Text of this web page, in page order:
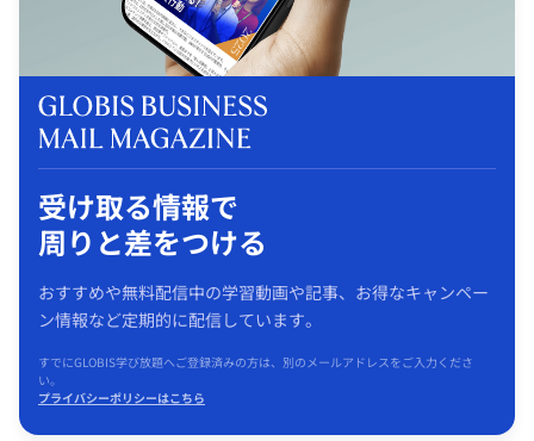
受け取る情報で
周りと差をつける
おすすめや無料配信中の学習動画や記事、お得なキャンペー
ン情報など定期的に配信しています。
すでにGLOBIS学び放題へご登録済みの方は、別のメールアドレスをご入力くださ
い。
プライバシーポリシーはこちら